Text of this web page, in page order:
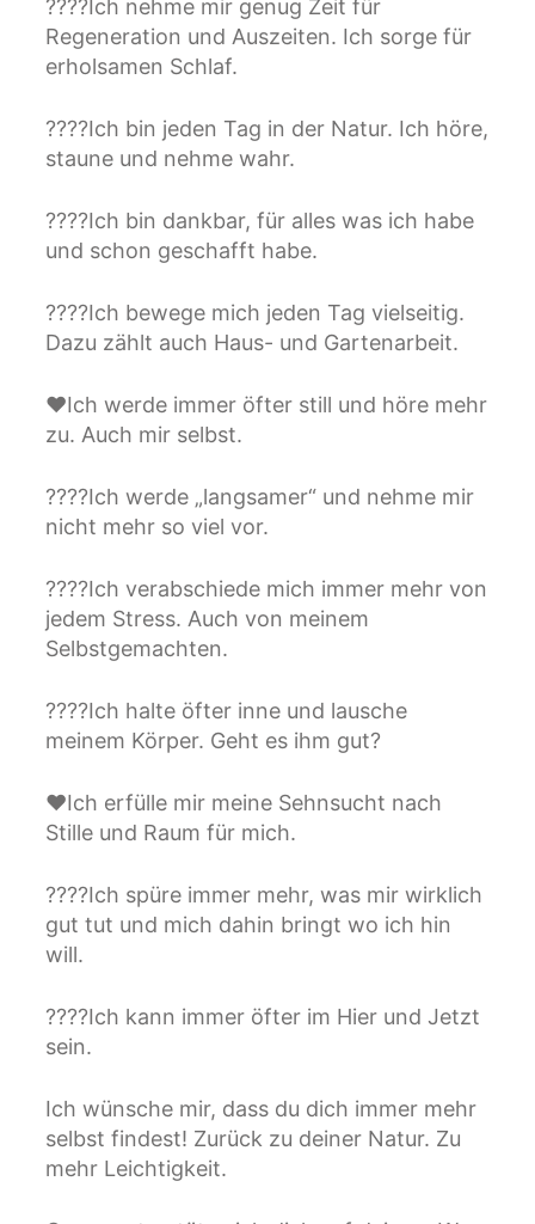
????Ich nehme mir genug Zeit für
Regeneration und Auszeiten. Ich sorge für
erholsamen Schlaf.
????Ich bin jeden Tag in der Natur. Ich höre,
staune und nehme wahr.
????Ich bin dankbar, für alles was ich habe
und schon geschafft habe.
????Ich bewege mich jeden Tag vielseitig.
Dazu zählt auch Haus- und Gartenarbeit.
❤Ich werde immer öfter still und höre mehr
zu. Auch mir selbst.
????Ich werde „langsamer“ und nehme mir
nicht mehr so viel vor.
????Ich verabschiede mich immer mehr von
jedem Stress. Auch von meinem
Selbstgemachten.
????Ich halte öfter inne und lausche
meinem Körper. Geht es ihm gut?
❤Ich erfülle mir meine Sehnsucht nach
Stille und Raum für mich.
????Ich spüre immer mehr, was mir wirklich
gut tut und mich dahin bringt wo ich hin
will.
????Ich kann immer öfter im Hier und Jetzt
sein.
Ich wünsche mir, dass du dich immer mehr
selbst findest! Zurück zu deiner Natur. Zu
mehr Leichtigkeit.